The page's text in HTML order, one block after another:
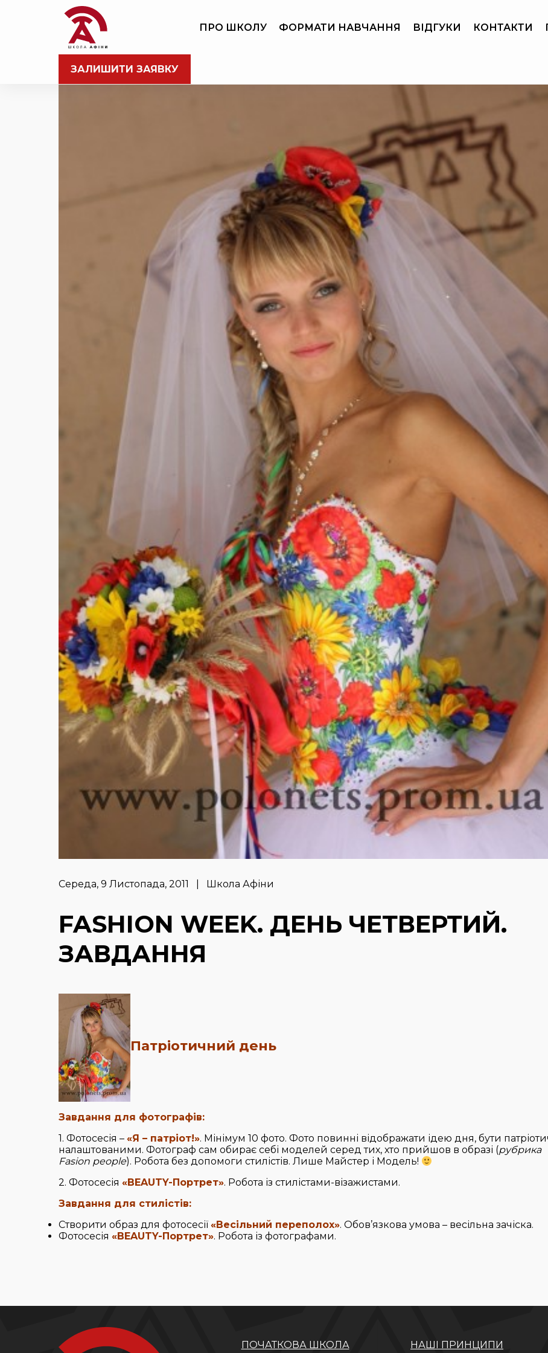
ПРО ШКОЛУ ФОРМАТИ НАВЧАННЯ ВІДГУКИ КОНТАКТИ
ЗАЛИШИТИ ЗАЯВКУ
Середа, 9 Листопада, 2011 | Школа Афіни
FASHION WEEK. ДЕНЬ ЧЕТВЕРТИЙ.
ЗАВДАННЯ
Патріотичний день
Завдання для фотографів:
1. Фотосесія – «Я – патріот!». Мінімум 10 фото. Фото повинні відображати ідею дня, бути
налаштованими. Фотограф сам обирає себі моделей серед тих, хто прийшов в образі (рубрика
Fasion people). Робота без допомоги стилістів. Лише Майстер і Модель!
2. Фотосесія «BEAUTY-Портрет». Робота із стилістами-візажистами.
Завдання для стилістів:
Створити образ для фотосесії «Весільний переполох». Обов’язкова умова – весільна зачіска.
Фотосесія «BEAUTY-Портрет». Робота із фотографами.
ПОЧАТКОВА ШКОЛА НАШІ ПРИНЦИПИ